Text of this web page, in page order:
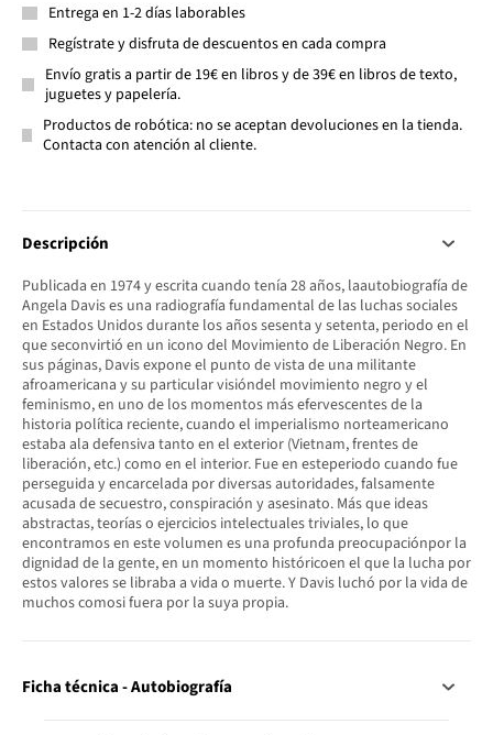
Entrega en 1-2 días laborables
Regístrate y disfruta de descuentos en cada compra
Envío gratis a partir de 19€ en libros y de 39€ en libros de texto,
juguetes y papelería.
Productos de robótica: no se aceptan devoluciones en la tienda.
Contacta con atención al cliente.
Descripción
Publicada en 1974 y escrita cuando tenía 28 años, laautobiografía de
Angela Davis es una radiografía fundamental de las luchas sociales
en Estados Unidos durante los años sesenta y setenta, periodo en el
que seconvirtió en un icono del Movimiento de Liberación Negro. En
sus páginas, Davis expone el punto de vista de una militante
afroamericana y su particular visióndel movimiento negro y el
feminismo, en uno de los momentos más efervescentes de la
historia política reciente, cuando el imperialismo norteamericano
estaba ala defensiva tanto en el exterior (Vietnam, frentes de
liberación, etc.) como en el interior. Fue en esteperiodo cuando fue
perseguida y encarcelada por diversas autoridades, falsamente
acusada de secuestro, conspiración y asesinato. Más que ideas
abstractas, teorías o ejercicios intelectuales triviales, lo que
encontramos en este volumen es una profunda preocupaciónpor la
dignidad de la gente, en un momento históricoen el que la lucha por
estos valores se libraba a vida o muerte. Y Davis luchó por la vida de
muchos comosi fuera por la suya propia.
Ficha técnica - Autobiografía